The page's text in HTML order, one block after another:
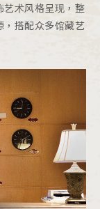
艺术风格呈现，整
，搭配众多馆藏艺